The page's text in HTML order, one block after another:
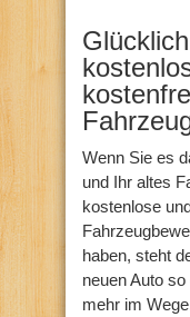
Wenn Sie es
und Ihr altes
kostenlose
haben, steht
neuen Auto
mehr im